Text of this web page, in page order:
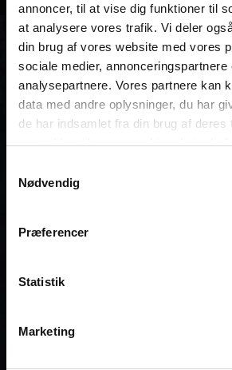
annoncer, til at vise dig funktioner til
at analysere vores trafik. Vi deler
din brug af vores website med vores
sociale medier, annonceringspartnere
analysepartnere. Vores partnere kan
data med andre oplysninger, du har
de har indsamlet fra din brug af deres
samtykker til vores cookies, hvis du
Nødvendig
Præferencer
Statistik
Marketing
ALTID
DEN OFFICIELLE AGF-